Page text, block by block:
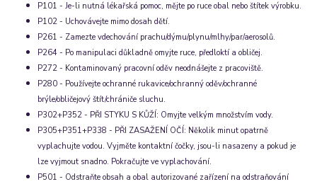
P101 - Je-li nutná lékařská pomoc, mějte po ruce obal nebo štítek výrobku.
P102 - Uchovávejte mimo dosah dětí.
P261 - Zamezte vdechování prachu/dýmu/plynu/mlhy/par/aerosolů.
P264 - Po manipulaci důkladně omyjte ruce, předloktí a obličej.
P272 - Kontaminovaný pracovní oděv neodnášejte z pracoviště.
P280 - Používejte ochranné rukavice/ochranný oděv/ochranné
brýle/obličejový štít/chrániče sluchu.
P302+P352 - PŘI STYKU S KŮŽÍ: Omyjte velkým množstvím vody.
P305+P351+P338 - PŘI ZASAŽENÍ OČÍ: Několik minut opatrně
vyplachujte vodou. Vyjměte kontaktní čočky, jsou-li nasazeny a pokud je
lze vyjmout snadno. Pokračujte ve vyplachování.
P501 - Odstraňte obsah a obal autorizované zařízení na odstraňování